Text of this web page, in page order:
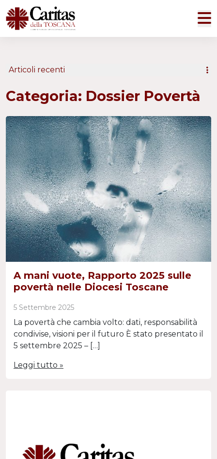
Categoria: Dossier Povertà
A mani vuote, Rapporto 2025 sulle
povertà nelle Diocesi Toscane
5 Settembre 2025
La povertà che cambia volto: dati, responsabilità
condivise, visioni per il futuro È stato presentato il
5 settembre 2025 – […]
Leggi tutto »
Articoli recenti